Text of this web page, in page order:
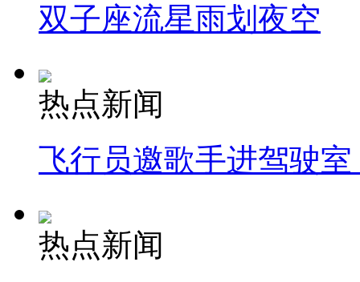
双子座流星雨划夜空
热点新闻
飞行员邀歌手进驾驶
热点新闻